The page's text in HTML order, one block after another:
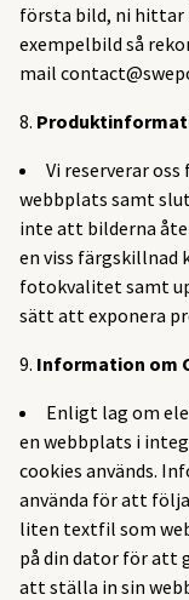
första bild, ni hittar
exempelbild så
mail
Vi reserverar
webbplats samt
inte att bilderna
en viss färgskillnad
fotokvalitet samt
sätt att exponera
Information om
Enligt lag om
en webbplats i
cookies används.
använda för att följa
liten textfil som
på din dator för att
att ställa in sin